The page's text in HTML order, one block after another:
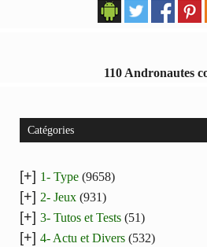
110 Andronautes
Catégories
[+] 1- Type (9658)
[+] 2- Jeux (931)
[+] 3- Tutos et Tests (51)
[+] 4- Actu et Divers (532)